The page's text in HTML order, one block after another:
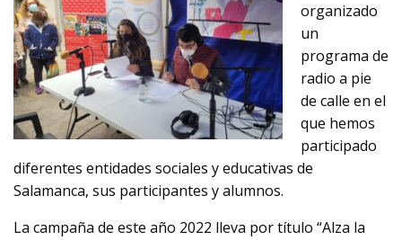
organizado
un
programa de
radio a pie
de calle en el
que hemos
participado
diferentes entidades sociales y educativas de
Salamanca, sus participantes y alumnos.
La campaña de este año 2022 lleva por título “Alza la